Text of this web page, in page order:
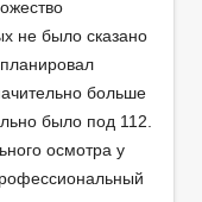
не было сказано
больше
было под 112.
осмотра у